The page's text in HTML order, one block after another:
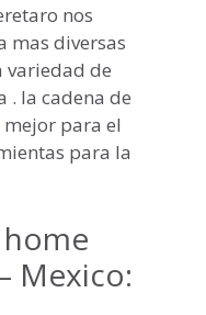
nos
mas diversas
variedad de
la cadena de
para el
para la
Mexico: